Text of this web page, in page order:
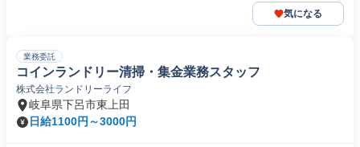
気になる
業務委託
コインランドリー清掃・集金業務スタッフ
株式会社ランドリーライフ
岐阜県下呂市東上田
日給1100円～3000円